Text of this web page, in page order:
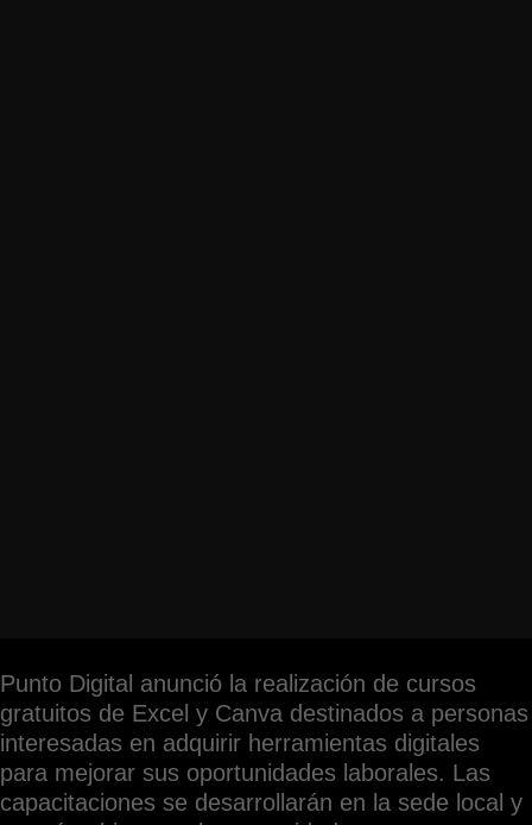
Punto Digital anunció la realización de cursos
gratuitos de Excel y Canva destinados a personas
interesadas en adquirir herramientas digitales
para mejorar sus oportunidades laborales. Las
capacitaciones se desarrollarán en la sede local y